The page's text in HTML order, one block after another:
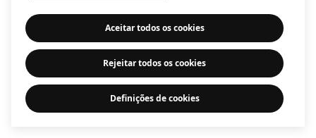
Aceitar todos os cookies
Rejeitar todos os cookies
Definições de cookies